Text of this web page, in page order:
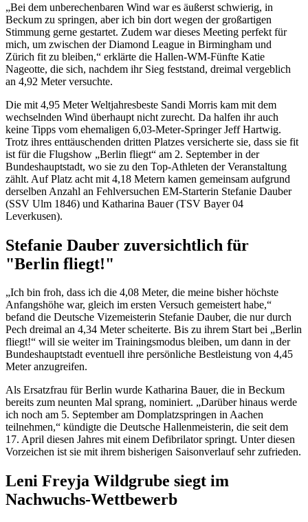
„Bei dem unberechenbaren Wind war es äußerst schwierig, in
Beckum zu springen, aber ich bin dort wegen der großartigen
Stimmung gerne gestartet. Zudem war dieses Meeting perfekt für
mich, um zwischen der Diamond League in Birmingham und
Zürich fit zu bleiben,“ erklärte die Hallen-WM-Fünfte Katie
Nageotte, die sich, nachdem ihr Sieg feststand, dreimal vergeblich
an 4,92 Meter versuchte.
Die mit 4,95 Meter Weltjahresbeste Sandi Morris kam mit dem
wechselnden Wind überhaupt nicht zurecht. Da halfen ihr auch
keine Tipps vom ehemaligen 6,03-Meter-Springer Jeff Hartwig.
Trotz ihres enttäuschenden dritten Platzes versicherte sie, dass sie fit
ist für die Flugshow „Berlin fliegt“ am 2. September in der
Bundeshauptstadt, wo sie zu den Top-Athleten der Veranstaltung
zählt. Auf Platz acht mit 4,18 Metern kamen gemeinsam aufgrund
derselben Anzahl an Fehlversuchen EM-Starterin Stefanie Dauber
(SSV Ulm 1846) und Katharina Bauer (TSV Bayer 04
Leverkusen).
Stefanie Dauber zuversichtlich für
"Berlin fliegt!"
„Ich bin froh, dass ich die 4,08 Meter, die meine bisher höchste
Anfangshöhe war, gleich im ersten Versuch gemeistert habe,“
befand die Deutsche Vizemeisterin Stefanie Dauber, die nur durch
Pech dreimal an 4,34 Meter scheiterte. Bis zu ihrem Start bei „Berlin
fliegt!“ will sie weiter im Trainingsmodus bleiben, um dann in der
Bundeshauptstadt eventuell ihre persönliche Bestleistung von 4,45
Meter anzugreifen.
Als Ersatzfrau für Berlin wurde Katharina Bauer, die in Beckum
bereits zum neunten Mal sprang, nominiert. „Darüber hinaus werde
ich noch am 5. September am Domplatzspringen in Aachen
teilnehmen,“ kündigte die Deutsche Hallenmeisterin, die seit dem
17. April diesen Jahres mit einem Defibrilator springt. Unter diesen
Vorzeichen ist sie mit ihrem bisherigen Saisonverlauf sehr zufrieden.
Leni Freyja Wildgrube siegt im
Nachwuchs-Wettbewerb